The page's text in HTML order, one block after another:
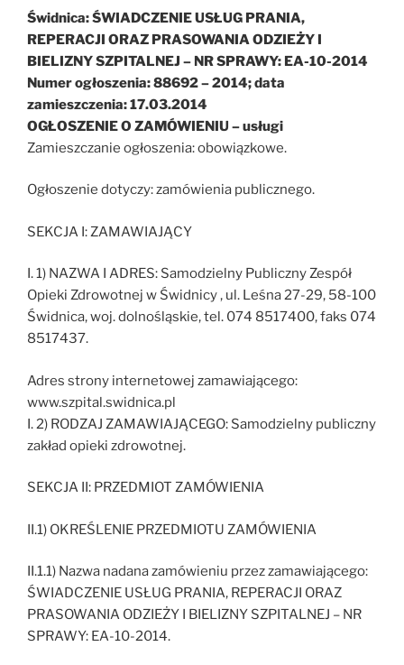
Świdnica: ŚWIADCZENIE USŁUG PRANIA,
REPERACJI ORAZ PRASOWANIA ODZIEŻY I
BIELIZNY SZPITALNEJ – NR SPRAWY: EA-10-2014
Numer ogłoszenia: 88692 – 2014; data
zamieszczenia: 17.03.2014
OGŁOSZENIE O ZAMÓWIENIU – usługi
Zamieszczanie ogłoszenia: obowiązkowe.
Ogłoszenie dotyczy: zamówienia publicznego.
SEKCJA I: ZAMAWIAJĄCY
I. 1) NAZWA I ADRES: Samodzielny Publiczny Zespół
Opieki Zdrowotnej w Świdnicy , ul. Leśna 27-29, 58-100
Świdnica, woj. dolnośląskie, tel. 074 8517400, faks 074
8517437.
Adres strony internetowej zamawiającego:
www.szpital.swidnica.pl
I. 2) RODZAJ ZAMAWIAJĄCEGO: Samodzielny publiczny
zakład opieki zdrowotnej.
SEKCJA II: PRZEDMIOT ZAMÓWIENIA
II.1) OKREŚLENIE PRZEDMIOTU ZAMÓWIENIA
II.1.1) Nazwa nadana zamówieniu przez zamawiającego:
ŚWIADCZENIE USŁUG PRANIA, REPERACJI ORAZ
PRASOWANIA ODZIEŻY I BIELIZNY SZPITALNEJ – NR
SPRAWY: EA-10-2014.